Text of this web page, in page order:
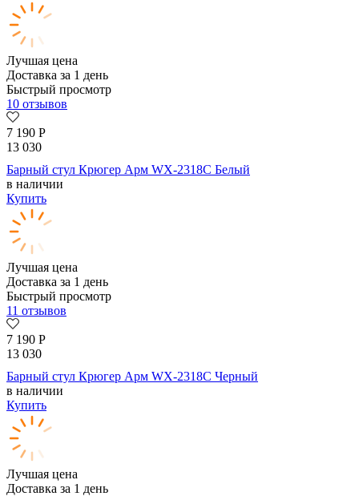
Лучшая цена
Доставка за 1 день
Быстрый просмотр
10 отзывов
7 190 Р
13 030
Барный стул Крюгер Арм WX-2318C Белый
в наличии
Купить
Лучшая цена
Доставка за 1 день
Быстрый просмотр
11 отзывов
7 190 Р
13 030
Барный стул Крюгер Арм WX-2318C Черный
в наличии
Купить
Лучшая цена
Доставка за 1 день